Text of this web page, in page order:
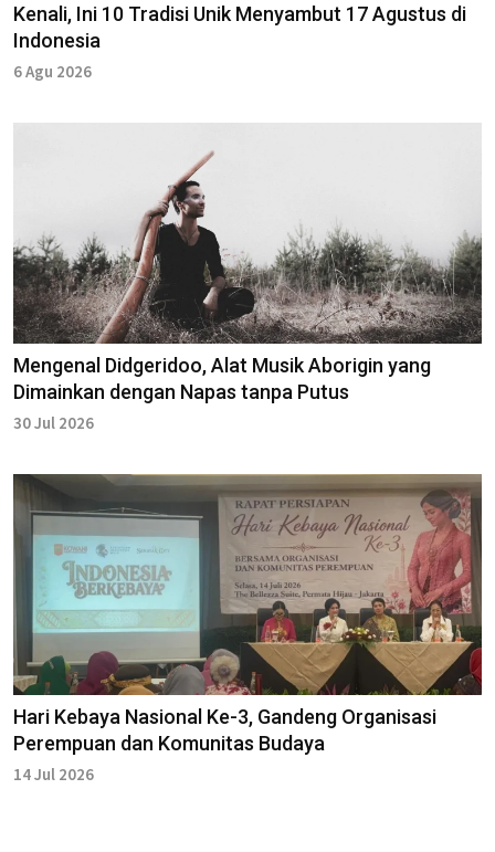
Kenali, Ini 10 Tradisi Unik Menyambut 17 Agustus di
Indonesia
6 Agu 2026
Mengenal Didgeridoo, Alat Musik Aborigin yang
Dimainkan dengan Napas tanpa Putus
30 Jul 2026
Hari Kebaya Nasional Ke-3, Gandeng Organisasi
Perempuan dan Komunitas Budaya
14 Jul 2026